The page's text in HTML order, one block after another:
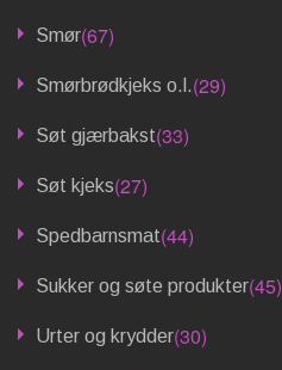
Smør(67)
Smørbrødkjeks o.l.(29)
Søt gjærbakst(33)
Søt kjeks(27)
Spedbarnsmat(44)
Sukker og søte produkter(45)
Urter og krydder(30)